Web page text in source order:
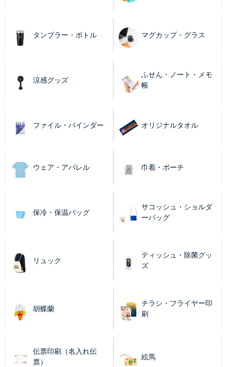
タンブラー・ボトル マグカップ・グラス
涼感グッズ
ふせん・ノート・メモ
帳
ファイル・バインダー オリジナルタオル
ウェア・アパレル 巾着・ポーチ
保冷・保温バッグ
サコッシュ・ショルダ
ーバッグ
リュック
ティッシュ・除菌グッ
ズ
胡蝶蘭
チラシ・フライヤー印
刷
伝票印刷（名入れ伝
票）
絵馬